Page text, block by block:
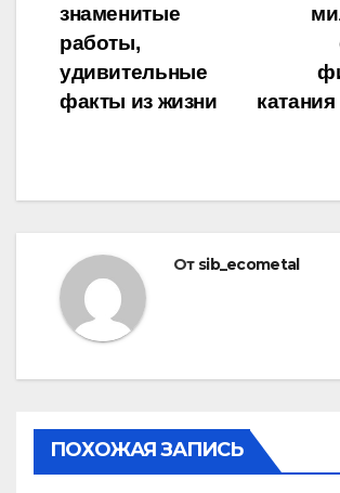
знаменитые
работы,
удивительные
факты из жизни
От sib_ecometal
ПОХОЖАЯ ЗАПИСЬ